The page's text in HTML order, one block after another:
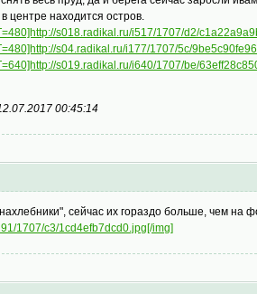
центре находится остров.
s018.radikal.ru/i517/1707/d2/
s04.radikal.ru/i177/1707/5c/
s019.radikal.ru/i640/1707/be/
00:45:14
сейчас их гораздо больше, чем на
1707/c3/1cd4efb7dcd0.jpg[/img]